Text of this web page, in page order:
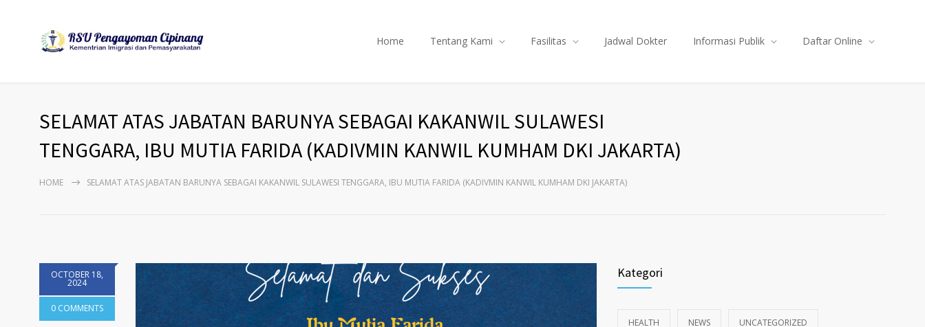
Home Tentang Kami Fasilitas Jadwal Dokter Informasi Publik Daftar Online
SELAMAT ATAS JABATAN BARUNYA SEBAGAI KAKANWIL SULAWESI
TENGGARA, IBU MUTIA FARIDA (KADIVMIN KANWIL KUMHAM DKI JAKARTA)
HOME SELAMAT ATAS JABATAN BARUNYA SEBAGAI KAKANWIL SULAWESI TENGGARA, IBU MUTIA FARIDA (KADIVMIN KANWIL KUMHAM DKI JAKARTA)
OCTOBER 18,
2024
0 COMMENTS
Kategori
HEALTH NEWS UNCATEGORIZED